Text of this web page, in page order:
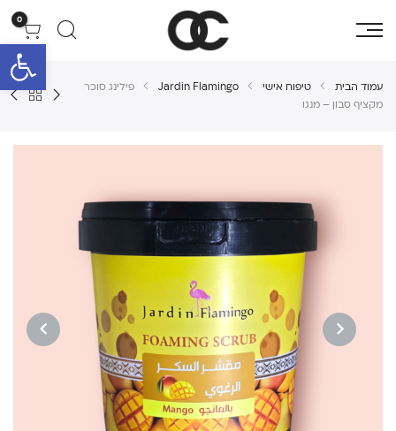
פתח
0
עמוד הבית טיפוח אישי Jardin Flamingo
פילינג סוכר
מקציף סבון – מנגו
PREVIOUS